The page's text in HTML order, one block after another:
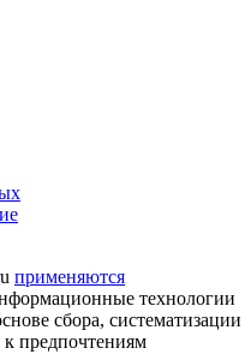
применяются
технологии
сбора, систематизации
к предпочтениям